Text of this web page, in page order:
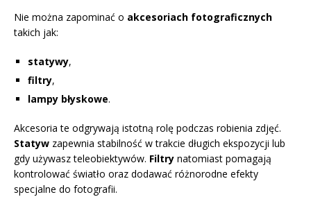
Nie można zapominać o akcesoriach fotograficznych
takich jak:
statywy,
filtry,
lampy błyskowe.
Akcesoria te odgrywają istotną rolę podczas robienia zdjęć.
Statyw zapewnia stabilność w trakcie długich ekspozycji lub
gdy używasz teleobiektywów. Filtry natomiast pomagają
kontrolować światło oraz dodawać różnorodne efekty
specjalne do fotografii.